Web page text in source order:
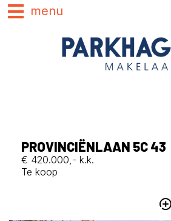
PROVINCIËNLAAN 5C 43
€ 420.000,- k.k.
Te koop